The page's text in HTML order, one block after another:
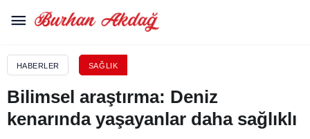
HABERLER SAĞLIK
Bilimsel araştırma: Deniz
kenarında yaşayanlar daha sağlıklı